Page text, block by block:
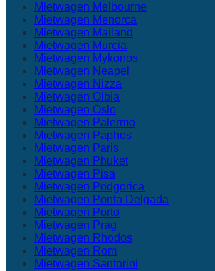
Mietwagen Melbourne
Mietwagen Menorca
Mietwagen Mailand
Mietwagen Murcia
Mietwagen Mykonos
Mietwagen Neapel
Mietwagen Nizza
Mietwagen Olbia
Mietwagen Oslo
Mietwagen Palermo
Mietwagen Paphos
Mietwagen Paris
Mietwagen Phuket
Mietwagen Pisa
Mietwagen Podgorica
Mietwagen Ponta Delgada
Mietwagen Porto
Mietwagen Prag
Mietwagen Rhodos
Mietwagen Rom
Mietwagen Santorini